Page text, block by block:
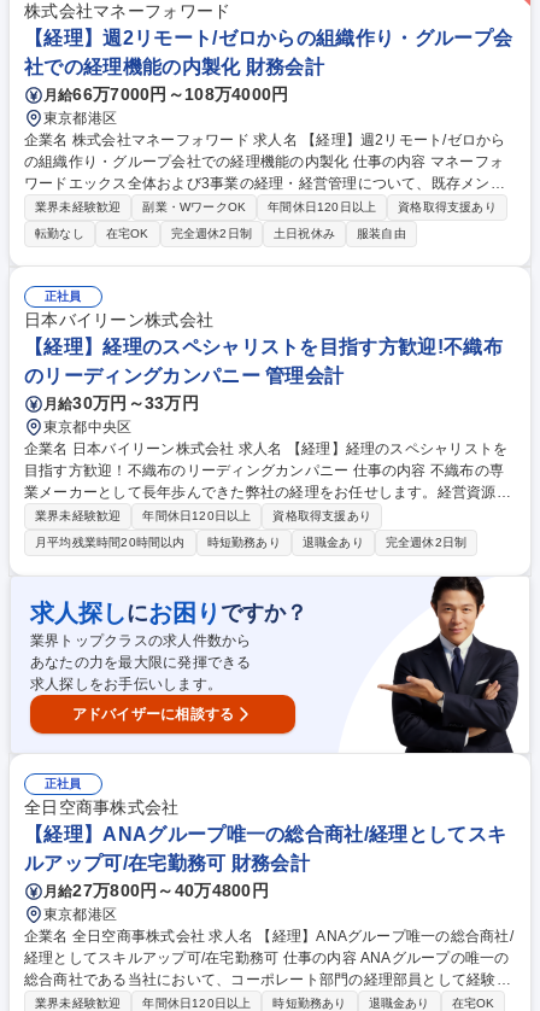
株式会社マネーフォワード
【経理】週2リモート/ゼロからの組織作り・グループ会
社での経理機能の内製化 財務会計
月給66万7000円～108万4000円
東京都港区
企業名 株式会社マネーフォワード 求人名 【経理】週2リモート/ゼロから
の組織作り・グループ会社での経理機能の内製化 仕事の内容 マネーフォ
ワードエックス全体および3事業の経理・経営管理について、既存メンバ
ーおよび経営陣とともに主たる以下の業務を担っていただきます。 ■経理
体制の構築：マネーフォワード本体からの業務引き継ぎおよび内製化フロ
ーの構築 ■経理実務および決算業務：月次・四半期・年次決算業務の遂行
■会計・税務論点対応：会計・税務における個別論点への対応、顧問税理
士との連携 募集職種 【経理】週2リモート/ゼロからの組織作り・グルー
プ会社での経理機能の内製化
業界未経験歓迎 副業・WワークOK 年間休日120日以上
資格取得支援あり
転勤なし
在宅OK 完全週休2日制 土日祝休み 服装自由
正社員
日本バイリーン株式会社
【経理】経理のスペシャリストを目指す方歓迎!不織布
のリーディングカンパニー 管理会計
月給30万円～33万円
東京都中央区
企業名 日本バイリーン株式会社 求人名 【経理】経理のスペシャリストを
目指す方歓迎！不織布のリーディングカンパニー 仕事の内容 不織布の専
業メーカーとして長年歩んできた弊社の経理をお任せします。経営資源で
あるヒト・モノ・カネのうち、「カネ」の動きを管理することで、会社経
営の活動全般を計数的に把握する役割を担っています。 決算や税務報告の
みならず資金調達・運用などを通じてグローバルに多角展開する当社グル
ープ全体の経営の成果を明らかにします。将来的に、親会社Freudenberg
との連携業務にもかかわっていただく予定です。【詳細】■出納業務(経費
精算確認、経費払い確認、SAP 伝票転記、ファイリング)■決算業務(四半
期決算仕訳、親会社へのレポーティング、財務諸表作成)■税務■その他各
種問い合わせ対応等付随業務 募集職種 【経理】経理のスペシャリストを
目指す方歓迎！不織布のリーディングカンパニー
業界未経験歓迎 年間休日120日以上
資格取得支援あり
月平均残業時間20時間以内
時短勤務あり 退職金あり 完全週休2日制
求人探しにお困り ですか？
業界トップクラスの求人件数から
あなたの力を最大限に発揮できる
求人探しをお手伝いします。
アドバイザーに相談する
正社員
全日空商事株式会社
【経理】ANAグループ唯一の総合商社/経理としてスキ
ルアップ可/在宅勤務可 財務会計
月給27万800円～40万4800円
東京都港区
企業名 全日空商事株式会社 求人名 【経理】ANAグループ唯一の総合商社/
経理としてスキルアップ可/在宅勤務可 仕事の内容 ANAグループの唯一の
総合商社である当社において、コーポレート部門の経理部員として経験に
応じて財務・会計・決算業務のいずれかをお任せいたします。 【業務詳
業界未経験歓迎 年間休日120日以上 時短勤務あり 退職金あり
在宅OK